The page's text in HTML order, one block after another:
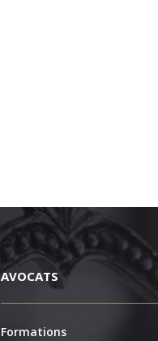
AVOCATS
Formations